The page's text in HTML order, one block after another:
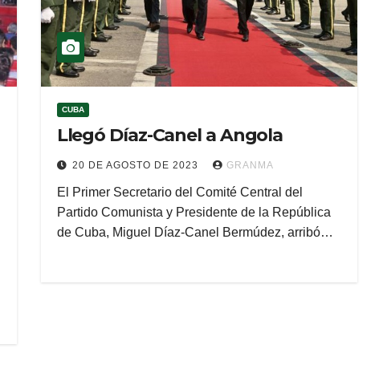
CUBA
Llegó Díaz-Canel a Angola
20 DE AGOSTO DE 2023 GRANMA
El Primer Secretario del Comité Central del
Partido Comunista y Presidente de la República
de Cuba, Miguel Díaz-Canel Bermúdez, arribó…